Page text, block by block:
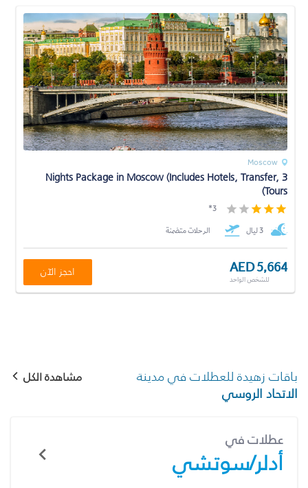
Moscow
3 Nights Package in Moscow (Includes Hotels, Transfer,
Tours)
3*
3 ليال الرحلات متضمنة
AED 5,664
للشخص الواحد
احجز الآن
باقات زهيدة للعطلات في مدينة
الاتحاد الروسي
مشاهدة الكل
عطلات في
أدلر/سوتشي